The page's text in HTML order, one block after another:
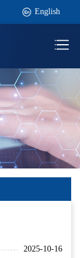
English
2025-10-16